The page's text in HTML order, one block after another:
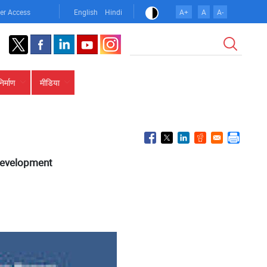
Access English Hindi A+ A A-
मीडिया